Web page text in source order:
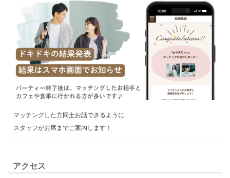
マッチングした方同士お話できるように
スタッフがお席までご案内します！
アクセス